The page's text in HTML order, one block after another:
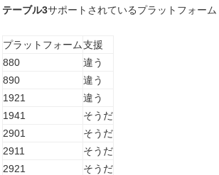
テーブル3サポートされているプラットフォーム
プラットフォーム支援
880
違う
890
違う
1921
違う
1941
そうだ
2901
そうだ
2911
そうだ
2921
そうだ